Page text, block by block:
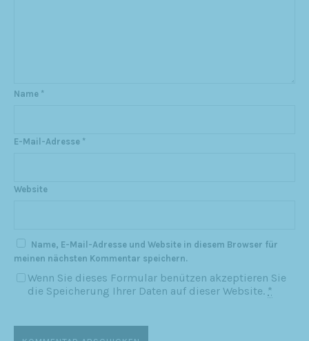
Name *
E-Mail-Adresse *
Website
Name, E-Mail-Adresse und Website in diesem Browser für
meinen nächsten Kommentar speichern.
Wenn Sie dieses Formular benützen akzeptieren Sie
die Speicherung Ihrer Daten auf dieser Website. *